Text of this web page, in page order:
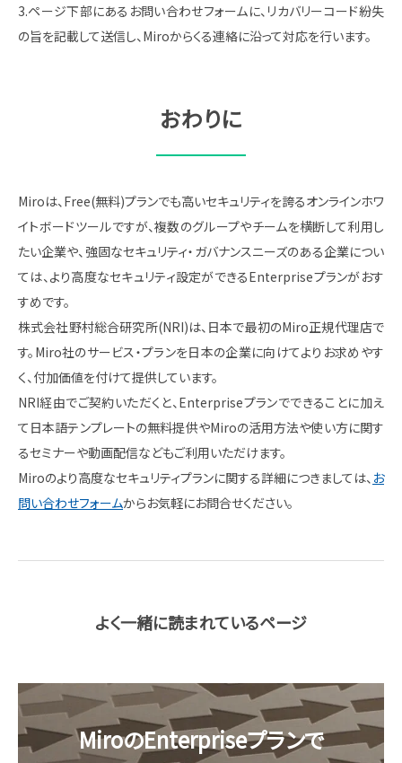
3.ページ下部にあるお問い合わせフォームに、リカバリーコード紛失
の旨を記載して送信し、Miroからくる連絡に沿って対応を行います。
おわりに
Miroは、Free(無料)プランでも高いセキュリティを誇るオンラインホワ
イトボードツールですが、複数のグループやチームを横断して利用し
たい企業や、強固なセキュリティ・ガバナンスニーズのある企業につい
ては、より高度なセキュリティ設定ができるEnterpriseプランがおす
すめです。
株式会社野村総合研究所(NRI)は、日本で最初のMiro正規代理店で
す。Miro社のサービス・プランを日本の企業に向けてよりお求めやす
く、付加価値を付けて提供しています。
NRI経由でご契約いただくと、Enterpriseプランでできることに加え
て日本語テンプレートの無料提供やMiroの活用方法や使い方に関す
るセミナーや動画配信などもご利用いただけます。
Miroのより高度なセキュリティプランに関する詳細につきましては、 お
問い合わせフォームからお気軽にお問合せください。
よく一緒に読まれているページ
MiroのEnterpriseプランで